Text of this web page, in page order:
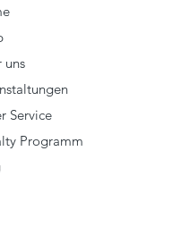
uns
Service
Programm